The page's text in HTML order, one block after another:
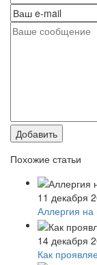
Добавить
Похожие статьи
11 декабря
Аллергия на
14 декабря
Как